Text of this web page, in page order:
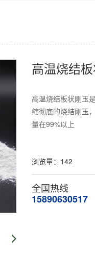
高温烧结
高温烧结板状刚玉
缩彻底的烧结刚玉
量在99%以上
浏览量： 142
全国热线
15890630517